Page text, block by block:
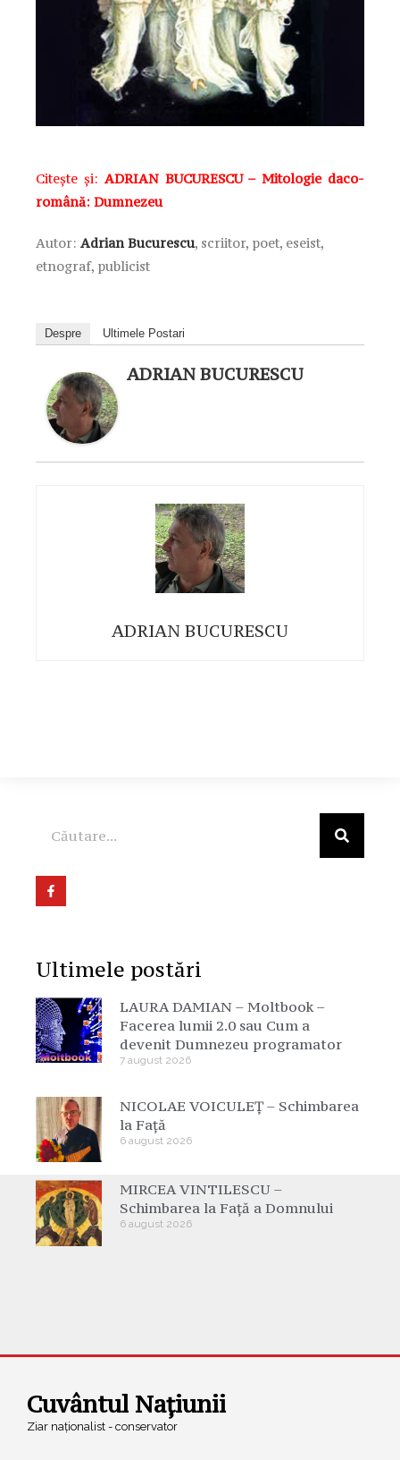
Citește și: ADRIAN BUCURESCU – Mitologie daco-
română: Dumnezeu
Autor: Adrian Bucurescu, scriitor, poet, eseist,
etnograf, publicist
Despre Ultimele Postari
ADRIAN BUCURESCU
ADRIAN BUCURESCU
Ultimele postări
LAURA DAMIAN – Moltbook –
Facerea lumii 2.0 sau Cum a
devenit Dumnezeu programator
7 august 2026
NICOLAE VOICULEȚ – Schimbarea
la Față
6 august 2026
MIRCEA VINTILESCU –
Schimbarea la Față a Domnului
6 august 2026
Cuvântul Națiunii
Ziar naționalist - conservator